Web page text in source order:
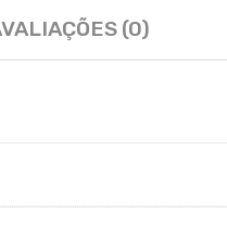
(0)